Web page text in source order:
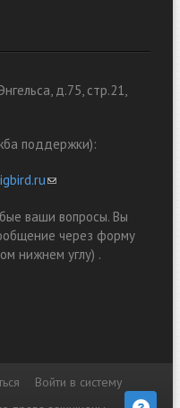
д.75, стр.21,
поддержки):
(link sends e-mail)
ваши вопросы. Вы
через форму
нижнем углу) .
Войти в систему